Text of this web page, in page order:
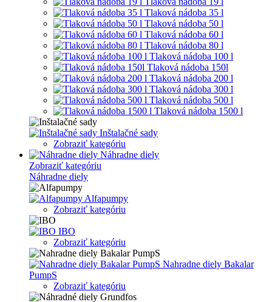
Tlaková nádoba 35 l
Tlaková nádoba 50 l
Tlaková nádoba 60 l
Tlaková nádoba 80 l
Tlaková nádoba 100 l
Tlaková nádoba 150l
Tlaková nádoba 200 l
Tlaková nádoba 300 l
Tlaková nádoba 500 l
Tlaková nádoba 1500 l
Inštalačné sady
Zobraziť kategóriu
Náhradne diely
Zobraziť kategóriu
Náhradne diely
Alfapumpy
Zobraziť kategóriu
IBO
Zobraziť kategóriu
Nahradne diely Bakalar
PumpS
Zobraziť kategóriu